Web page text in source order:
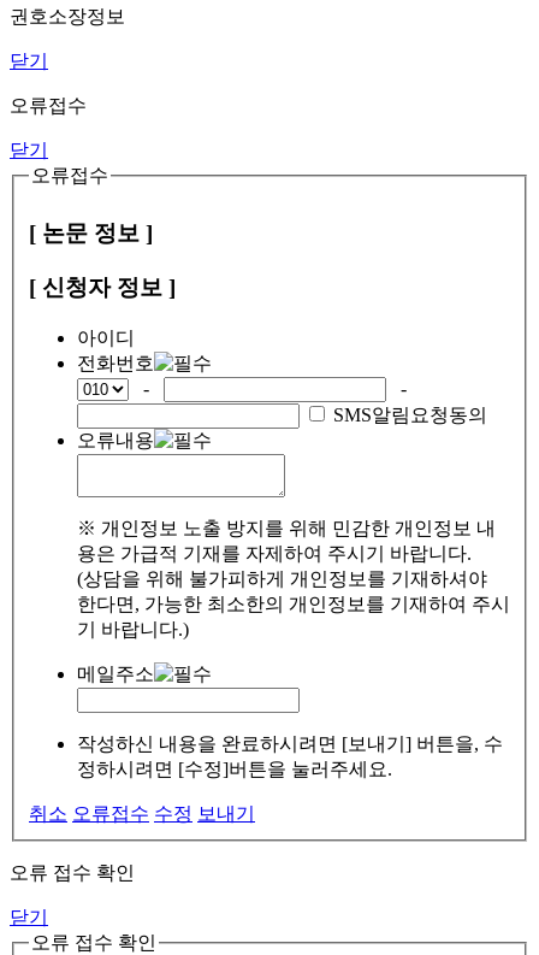
권호소장정보
닫기
오류접수
닫기
오류접수
[ 논문 정보 ]
[ 신청자 정보 ]
아이디
전화번호
-
-
SMS알림요청동의
오류내용
※ 개인정보 노출 방지를 위해 민감한 개인정보 내
용은 가급적 기재를 자제하여 주시기 바랍니다.
(상담을 위해 불가피하게 개인정보를 기재하셔야
한다면, 가능한 최소한의 개인정보를 기재하여 주시
기 바랍니다.)
메일주소
작성하신 내용을 완료하시려면 [보내기] 버튼을, 수
정하시려면 [수정]버튼을 눌러주세요.
취소 오류접수 수정 보내기
오류 접수 확인
닫기
오류 접수 확인